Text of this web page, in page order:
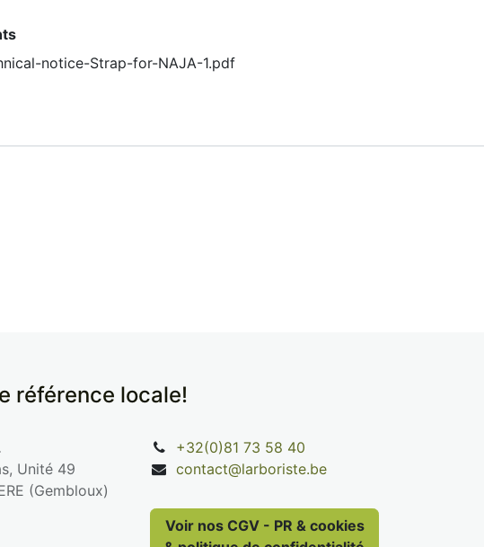
notice-Strap-for-NAJA-1.pdf
référence locale!
Unité 49
(Gembloux)
+32(0)81 73 58 40
contact@larboriste.be
Voir nos CGV - PR & cookies